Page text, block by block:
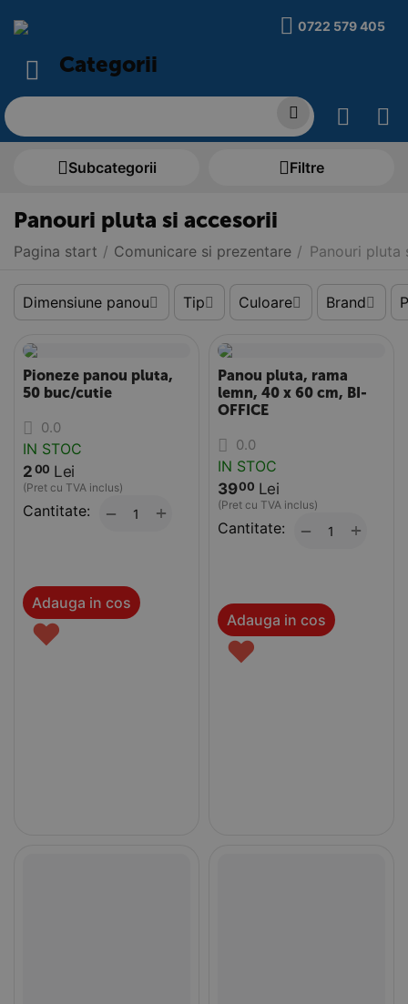
0722 579 405
Categorii
Subcategorii Filtre
Panouri pluta si accesorii
Pagina start / Comunicare si prezentare / Panouri pluta
Dimensiune panou Tip Culoare Brand
Pioneze panou pluta,
50 buc/cutie
0.0
IN STOC
2 00 Lei
(Pret cu TVA inclus)
Cantitate: +
−
Adauga in cos
♥
Panou pluta, rama
lemn, 40 x 60 cm, BI-
OFFICE
0.0
IN STOC
3900 Lei
(Pret cu TVA inclus)
Cantitate: +
−
Adauga in cos
♥